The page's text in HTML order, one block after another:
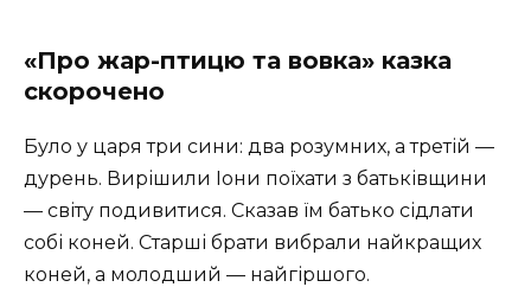
«Про жар-птицю та вовка» казка
скорочено
Було у царя три сини: два розумних, а третій —
дурень. Вирішили Іони поїхати з батьківщини
— світу подивитися. Сказав їм батько сідлати
собі коней. Старші брати вибрали найкращих
коней, а молодший — найгіршого.